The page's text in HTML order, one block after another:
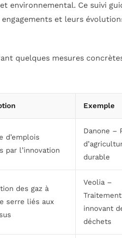
environnemental. Ce suivi
et leurs
quelques mesures
Exemple
d’emplois
par l’innovation
Danone –
durable
des gaz à
serre liés aux
Veolia –
Traitement
innovant
déchets